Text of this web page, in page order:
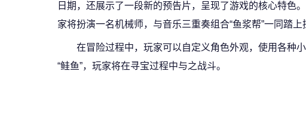
日期，还展示了一段新的预告片，呈现了游戏的核心特色
家将扮演一名机械师，与音乐三重奏组合“鱼浆帮”一同踏上
在冒险过程中，玩家可以自定义角色外观，使用各种
“鲑鱼”，玩家将在寻宝过程中与之战斗。